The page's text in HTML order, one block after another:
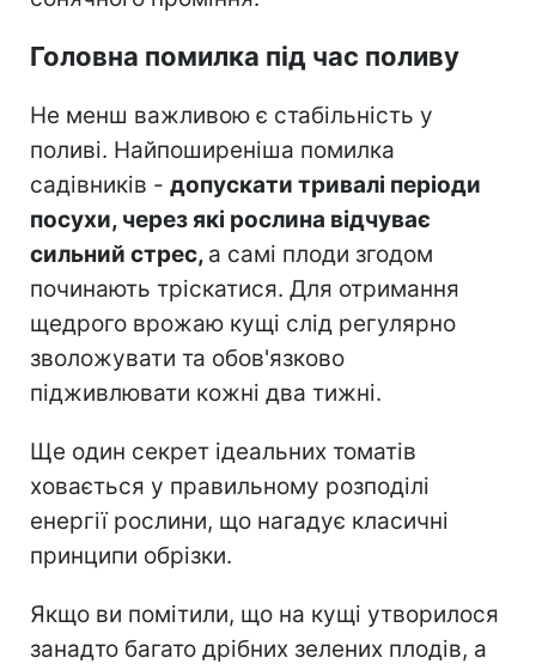
Головна помилка під час поливу
Не менш важливою є стабільність у
поливі. Найпоширеніша помилка
садівників - допускати тривалі періоди
посухи, через які рослина відчуває
сильний стрес, а самі плоди згодом
починають тріскатися. Для отримання
щедрого врожаю кущі слід регулярно
зволожувати та обов'язково
підживлювати кожні два тижні.
Ще один секрет ідеальних томатів
ховається у правильному розподілі
енергії рослини, що нагадує класичні
принципи обрізки.
Якщо ви помітили, що на кущі утворилося
занадто багато дрібних зелених плодів, а